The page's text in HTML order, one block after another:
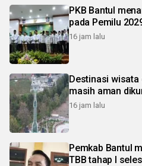
PKB Bantul
pada Pemilu
16 jam lalu
Destinasi wisata
masih aman
16 jam lalu
Pemkab Bantul
TBB tahap I